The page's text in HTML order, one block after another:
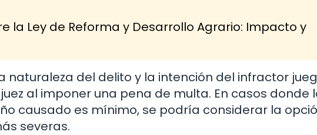
la Ley de Reforma y Desarrollo Agrario: Impacto y
naturaleza del delito y la intención del infractor
al imponer una pena de multa. En casos donde
causado es mínimo, se podría considerar la
severas.